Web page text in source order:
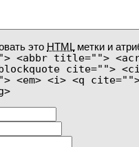
это HTMLметки и
<abbr title="">
cite="">
<em> <i> <q